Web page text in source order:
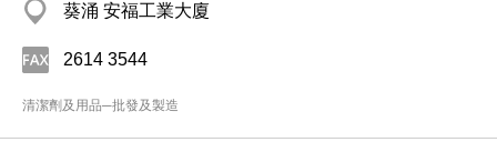
葵涌 安福工業大廈
2614 3544
清潔劑及用品─批發及製造